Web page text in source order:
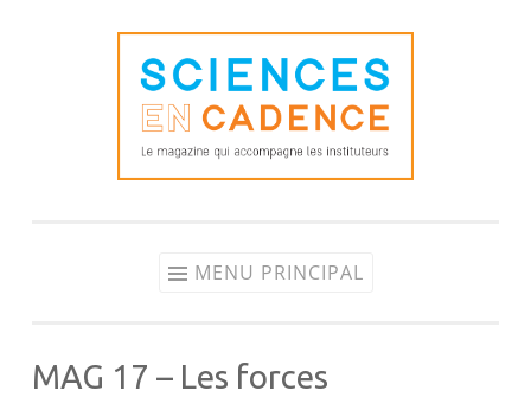
MENU PRINCIPAL
MAG 17 – Les forces